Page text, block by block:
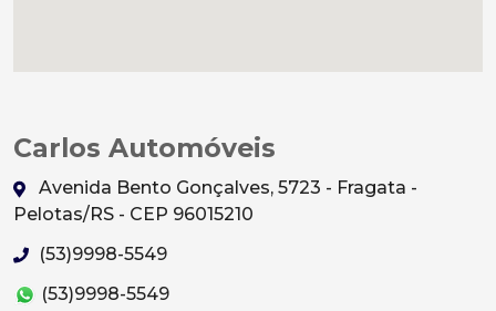
Carlos Automóveis
Avenida Bento Gonçalves, 5723 - Fragata -
Pelotas/RS - CEP 96015210
(53)9998-5549
(53)9998-5549